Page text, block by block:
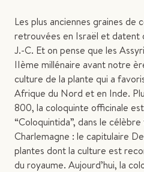
Les plus anciennes graines
retrouvées en Israël et datent
J.-C. Et on pense que les
IIème millénaire avant notre
culture de la plante qui a
Afrique du Nord et en Inde.
800, la coloquinte officinale
“Coloquintida”, dans le
Charlemagne : le capitulaire
plantes dont la culture est
du royaume. Aujourd’hui, la